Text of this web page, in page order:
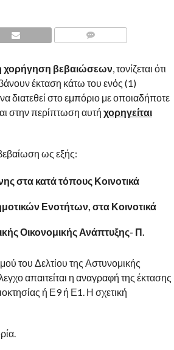
χορήγηση βεβαιώσεων, τονίζεται ότι
έκταση κάτω του ενός (1)
διατεθεί στο εμπόριο με οποιαδήποτε
στην περίπτωση αυτή χορηγείται
ως εξής:
στα κατά τόπους Κοινοτικά
Ενοτήτων, στα Κοινοτικά
Οικονομικής Ανάπτυξης- Π.
του Δελτίου της Αστυνομικής
απαιτείται η αναγραφή της έκτασης
ή Ε9 ή Ε1. Η σχετική